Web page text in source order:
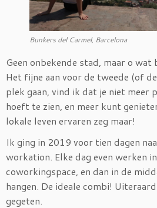
Bunkers del Carmel, Barcelona
Geen onbekende stad, maar o
Het fijne aan voor de tweede (of
plek gaan, vind ik dat je niet meer
hoeft te zien, en meer kunt
lokale leven ervaren zeg maar!
Ik ging in 2019 voor tien dagen
workation. Elke dag even werken
coworkingspace, en dan in de
hangen. De ideale combi!
gegeten.